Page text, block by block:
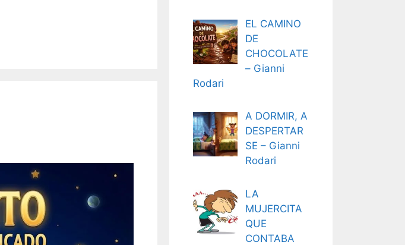
EL CAMINO
DE
CHOCOLATE
– Gianni
Rodari
A DORMIR, A
DESPERTAR
SE – Gianni
Rodari
LA
MUJERCITA
QUE
CONTABA